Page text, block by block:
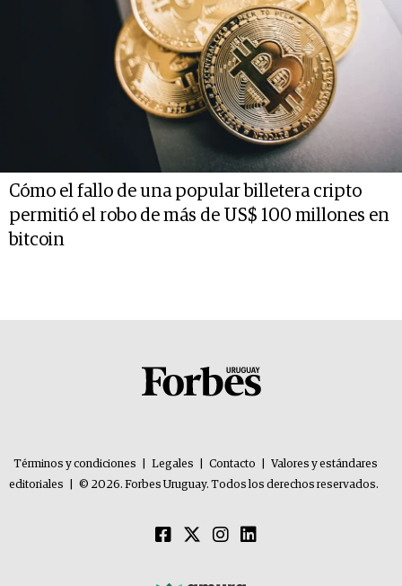
Cómo el fallo de una popular billetera cripto
permitió el robo de más de US$ 100 millones en
bitcoin
Términos y condiciones Legales Contacto
Valores y estándares
editoriales
© 2026. Forbes Uruguay. Todos los derechos reservados.